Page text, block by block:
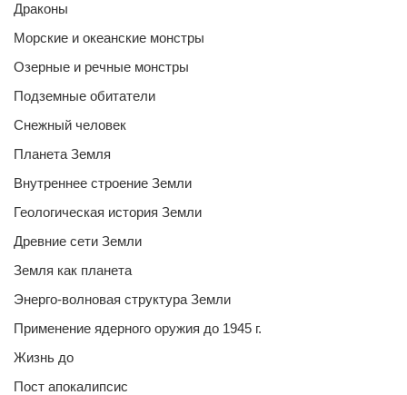
Драконы
Морские и океанские монстры
Озерные и речные монстры
Подземные обитатели
Снежный человек
Планета Земля
Внутреннее строение Земли
Геологическая история Земли
Древние сети Земли
Земля как планета
Энерго-волновая структура Земли
Применение ядерного оружия до 1945 г.
Жизнь до
Пост апокалипсис